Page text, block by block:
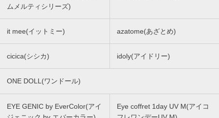
ムメルティシリーズ)
it mee(イットミー) azatome(あざとめ)
cicica(シシカ) idoly(アイドリー)
ONE DOLL(ワンドール)
EYE GENIC by EverColor(アイ
Eye coffret 1day UV M(アイコ